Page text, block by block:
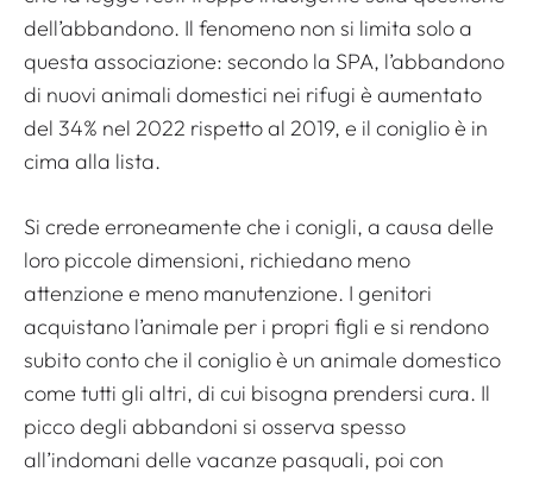
dell’abbandono. Il fenomeno non si limita solo a
questa associazione: secondo la SPA, l’abbandono
di nuovi animali domestici nei rifugi è aumentato
del 34% nel 2022 rispetto al 2019, e il coniglio è in
cima alla lista.
Si crede erroneamente che i conigli, a causa delle
loro piccole dimensioni, richiedano meno
attenzione e meno manutenzione. I genitori
acquistano l’animale per i propri figli e si rendono
subito conto che il coniglio è un animale domestico
come tutti gli altri, di cui bisogna prendersi cura. Il
picco degli abbandoni si osserva spesso
all’indomani delle vacanze pasquali, poi con